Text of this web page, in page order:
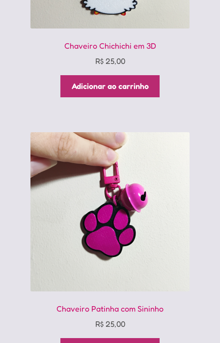
Chaveiro Chichichi em 3D
R$25,00
Adicionar ao carrinho
Chaveiro Patinha com Sininho
R$25,00